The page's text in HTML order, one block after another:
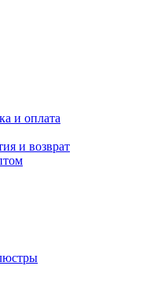
и оплата
и возврат